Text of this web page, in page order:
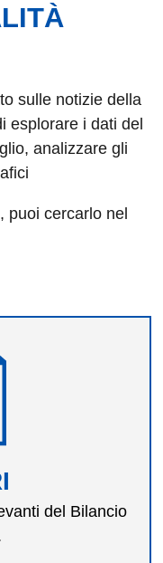
sulle notizie della
esplorare i dati del
analizzare gli
puoi cercarlo nel
del Bilancio